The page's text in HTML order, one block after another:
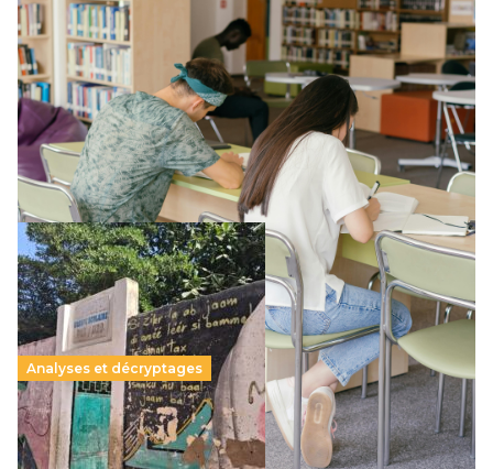
Supérieur privé : une dérive qui met à mal la
promesse républicaine
11 juillet 2026-
Le projet de loi sur la régulation de l’enseignement
supérieur privé met en lumière l’amplification d’un système
qui relègue l’acte pédagogique au superfétatoire, voire à…
Lire la suite →
Analyses et décryptages
258 millions d’enfants victimes de la guerre, des
chocs climatiques et des déplacements de